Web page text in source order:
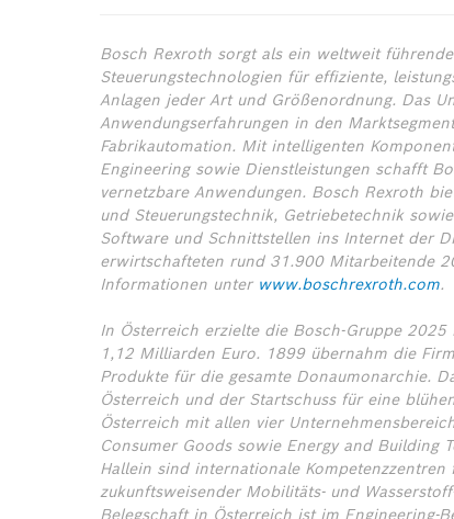
Bosch Rexroth sorgt als ein weltweit
Steuerungstechnologien für effiziente,
Anlagen jeder Art und Größenordnung. Das
Anwendungserfahrungen in den
Fabrikautomation. Mit intelligenten
Engineering sowie Dienstleistungen schafft
vernetzbare Anwendungen. Bosch Rexroth
und Steuerungstechnik, Getriebetechnik
Software und Schnittstellen ins Internet der
erwirtschafteten rund 31.900 Mitarbeitende
Informationen unter www.boschrexroth.com.
In Österreich erzielte die Bosch-Gruppe
1,12 Milliarden Euro. 1899 übernahm die
Produkte für die gesamte Donaumonarchie.
Österreich und der Startschuss für eine
Österreich mit allen vier
Consumer Goods sowie Energy and Building
Hallein sind internationale
zukunftsweisender Mobilitäts- und
Belegschaft in Österreich ist im Engineering-